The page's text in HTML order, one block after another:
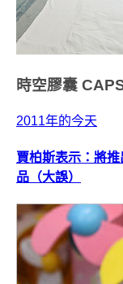
時空膠囊
2011年的今天
賈柏斯表示：將
品（大誤）